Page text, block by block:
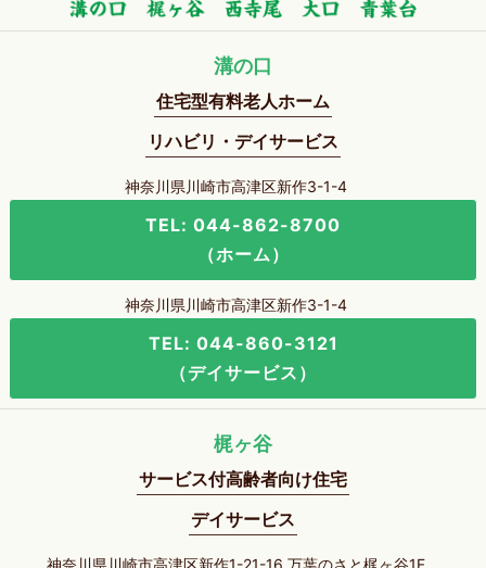
溝の口
住宅型有料老人ホーム
リハビリ・デイサービス
神奈川県川崎市高津区新作3-1-4
TEL: 044-862-8700
（ホーム）
神奈川県川崎市高津区新作3-1-4
TEL: 044-860-3121
（デイサービス）
梶ヶ谷
サービス付高齢者向け住宅
デイサービス
神奈川県川崎市高津区新作1-21-16 万葉のさと梶ヶ谷1F